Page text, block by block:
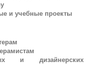
и учебные проекты
и дизайнерских